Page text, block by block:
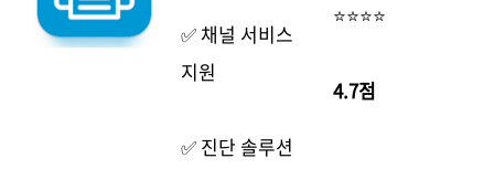
✅ 채널 서비스
지원
✅ 진단 솔루션
⭐⭐⭐⭐
4.7점